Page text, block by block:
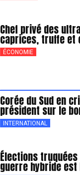
Chef privé des
caprices, truffe et
ÉCONOMIE
Corée du Sud en
président sur le
INTERNATIONAL
Élections
guerre hybride est